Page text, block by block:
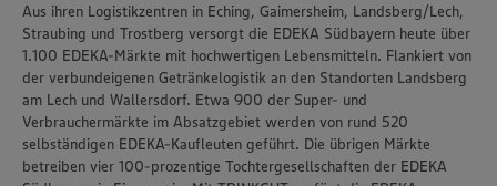
Aus ihren Logistikzentren in Eching, Gaimersheim, Landsberg/Lech,
Straubing und Trostberg versorgt die EDEKA Südbayern heute über
1.100 EDEKA-Märkte mit hochwertigen Lebensmitteln. Flankiert von
der verbundeigenen Getränkelogistik an den Standorten Landsberg
am Lech und Wallersdorf. Etwa 900 der Super- und
Verbrauchermärkte im Absatzgebiet werden von rund 520
selbständigen EDEKA-Kaufleuten geführt. Die übrigen Märkte
betreiben vier 100-prozentige Tochtergesellschaften der EDEKA